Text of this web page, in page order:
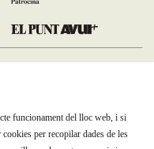
funcionament del lloc web, i si
per recopilar dades de les